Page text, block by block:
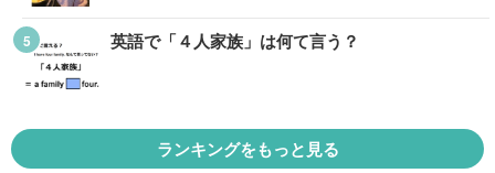
英語で「４人家族」は何て言う？
ランキングをもっと見る